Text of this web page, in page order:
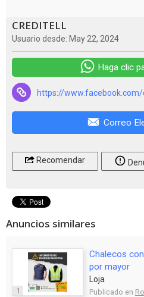
CREDITELL
Usuario desde: May 22, 2024
Haga clic
https://
Correo
Recomendar
Anuncios similares
1
Chalecos
por mayor
Loja
Publicado en